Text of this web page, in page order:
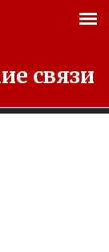
связи